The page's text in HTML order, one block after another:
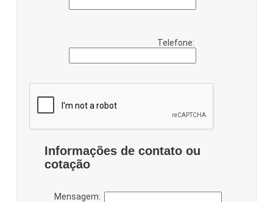
Telefone:
Informações de contato ou
cotação
Mensagem: